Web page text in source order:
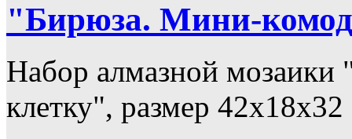
"Бирюза. Мини-
Набор алмазной
клетку", размер